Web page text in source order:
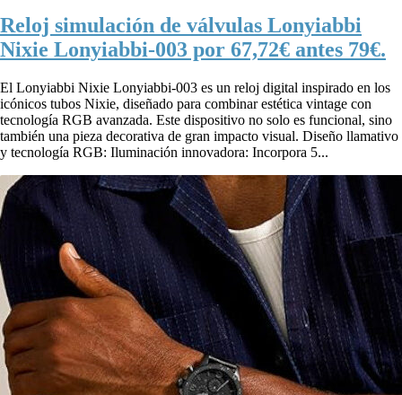
Reloj simulación de válvulas Lonyiabbi
Nixie Lonyiabbi-003 por 67,72€ antes 79€.
El Lonyiabbi Nixie Lonyiabbi-003 es un reloj digital inspirado en los
icónicos tubos Nixie, diseñado para combinar estética vintage con
tecnología RGB avanzada. Este dispositivo no solo es funcional, sino
también una pieza decorativa de gran impacto visual. Diseño llamativo
y tecnología RGB: Iluminación innovadora: Incorpora 5...